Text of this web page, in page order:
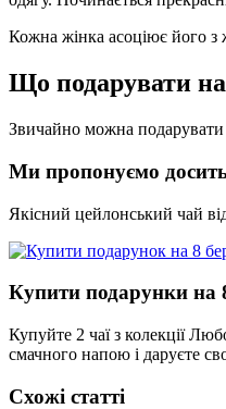
Кожна жінка асоціює його з
Що подарувати на
Звичайно можна подарувати
Ми пропонуємо
Якісний цейлонський чай
Купити подарунки на
Купуйте 2 чаї з колекції
смачного напою і даруєте
Схожі статті